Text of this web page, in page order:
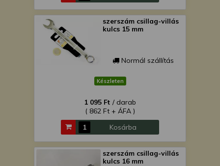
szerszám csillag-villás
kulcs 15 mm
Normál szállítás
Készleten
1 095 Ft / darab
( 862 Ft + ÁFA )
Kosárba
szerszám csillag-villás
kulcs 16 mm